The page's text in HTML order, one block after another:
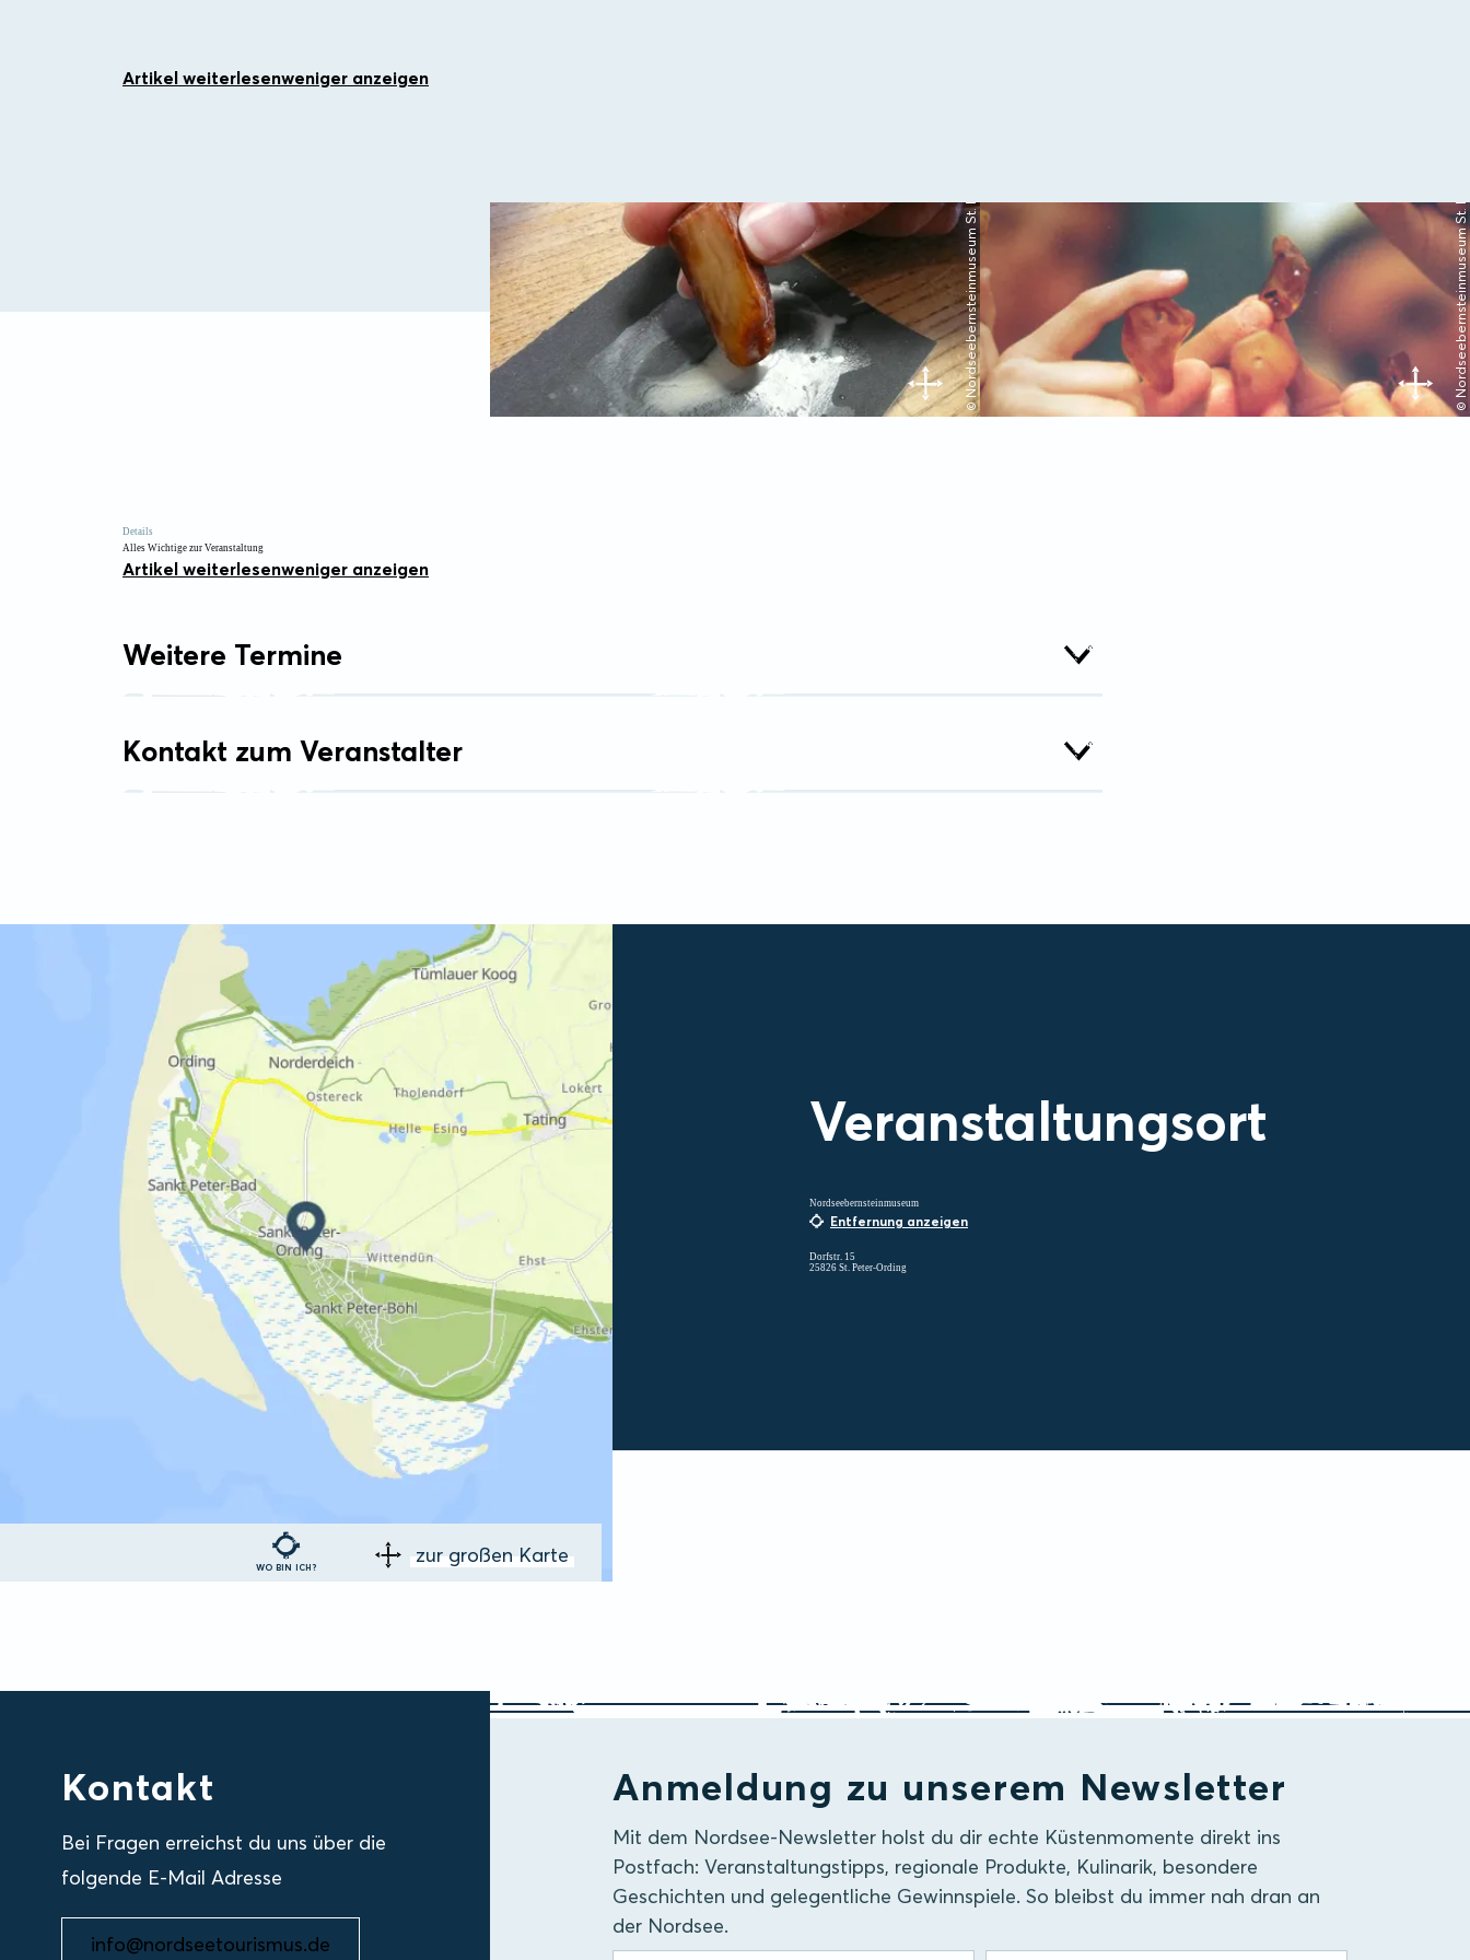
Artikel weiterlesenweniger anzeigen
© Nordseebernsteinmuseum St. Peter-Ording © Nordseebernsteinmuseum St. Peter-Ording
Details
Alles Wichtige zur Veranstaltung
Artikel weiterlesenweniger anzeigen
Weitere Termine
Kontakt zum Veranstalter
Veranstaltungsort
WO BIN ICH? zur großen Karte
Nordseebernsteinmuseum
Entfernung anzeigen
Dorfstr. 15
25826 St. Peter-Ording
Anmeldung zu unserem Newsletter
Mit dem Nordsee-Newsletter holst du dir echte Küstenmomente direkt ins
Postfach: Veranstaltungstipps, regionale Produkte, Kulinarik, besondere
Geschichten und gelegentliche Gewinnspiele. So bleibst du immer nah dran an
der Nordsee.
Kontakt
Bei Fragen erreichst du uns über die
folgende E-Mail Adresse
info@nordseetourismus.de